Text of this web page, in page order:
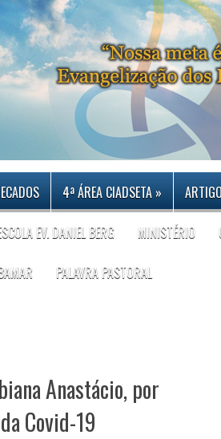
4ª ÁREA CIADSETA»
EV. DANIEL BERG MINISTÉRIO
PALAVRA PASTORAL
Anastácio, por
Covid-19